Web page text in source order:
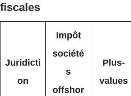
fiscales
Juridicti
on
Impôt
société
s
offshor
Plus-
values